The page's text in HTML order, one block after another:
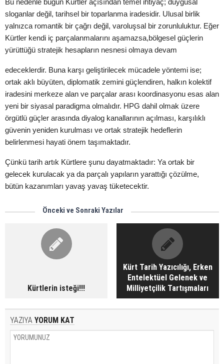
Bu nedenle bugün Kürtler açısından temel ihtiyaç; duygusal
sloganlar değil, tarihsel bir toparlanma iradesidir. Ulusal birlik
yalnızca romantik bir çağrı değil, varoluşsal bir zorunluluktur. Eğer
Kürtler kendi iç parçalanmalarını aşamazsa,bölgesel güçlerin
yürüttüğü stratejik hesapların nesnesi olmaya devam
edeceklerdir. Buna karşı geliştirilecek mücadele yöntemi ise;
ortak aklı büyüten, diplomatik zemini güçlendiren, halkın kolektif
iradesini merkeze alan ve parçalar arası koordinasyonu esas alan
yeni bir siyasal paradigma olmalıdır. HPG dahil olmak üzere
örgütlü güçler arasında diyalog kanallarının açılması, karşılıklı
güvenin yeniden kurulması ve ortak stratejik hedeflerin
belirlenmesi hayati önem taşımaktadır.
Çünkü tarih artık Kürtlere şunu dayatmaktadır: Ya ortak bir
gelecek kurulacak ya da parçalı yapıların yarattığı çözülme,
bütün kazanımları yavaş yavaş tüketecektir.
Önceki ve Sonraki Yazılar
Kürtlerin isteği!!!
Kürt Tarih Yazıcılığı, Erken
Entelektüel Gelenek ve
Milliyetçilik Tartışmaları
YAZIYA YORUM KAT